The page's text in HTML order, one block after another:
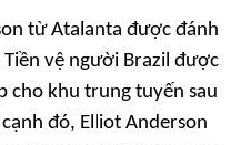
từ Atalanta được đánh
vệ người Brazil được
cho khu trung tuyến sau
đó, Elliot Anderson